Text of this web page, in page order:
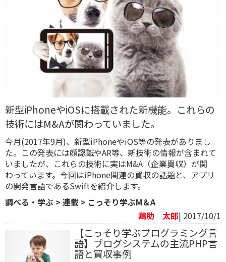
新型iPhoneやiOSに搭載された新機能。これらの
技術にはM&Aが関わっていました。
今月(2017年9月)、新型iPhoneやiOS等の発表がありまし
た。この発表には顔認識やAR等、新技術の情報が含まれて
いましたが、これらの技術に実はM&A（企業買収）が関
わっています。今回はiPhone関連の買収の話題と、アプリ
の開発言語であるSwiftを紹介します。
調べる・学ぶ > 連載 > こっそり学ぶM＆A
鶏肋 太郎| 2017/10/1
【こっそり学ぶプログラミング言
語】ブログシステムの主流PHP言
語と買収事例